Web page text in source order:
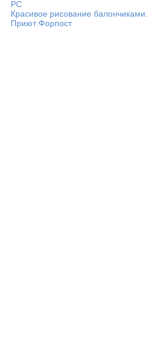
PC
Красивое рисование балончиками.
Приют Форпост